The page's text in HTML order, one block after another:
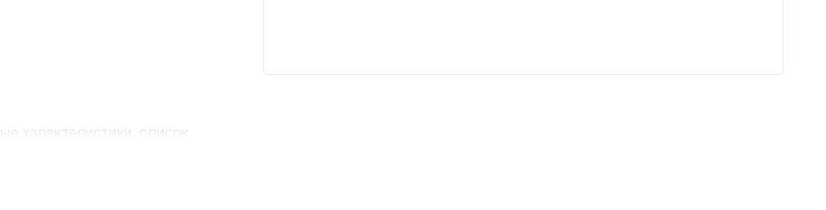
характеристики, список
black XXL, что позволит